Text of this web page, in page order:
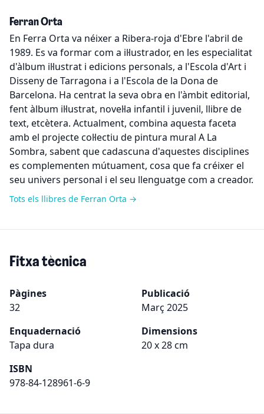
Ferran Orta
En Ferra Orta va néixer a Ribera-roja d'Ebre l'abril de
1989. Es va formar com a il·lustrador, en les especialitat
d'àlbum il·lustrat i edicions personals, a l'Escola d'Art i
Disseny de Tarragona i a l'Escola de la Dona de
Barcelona. Ha centrat la seva obra en l'àmbit editorial,
fent àlbum il·lustrat, novel·la infantil i juvenil, llibre de
text, etcètera. Actualment, combina aquesta faceta
amb el projecte col·lectiu de pintura mural A La
Sombra, sabent que cadascuna d'aquestes disciplines
es complementen mútuament, cosa que fa créixer el
seu univers personal i el seu llenguatge com a creador.
Tots els llibres de Ferran Orta →
Fitxa tècnica
Pàgines
32
Publicació
Març 2025
Enquadernació
Tapa dura
Dimensions
20 x 28 cm
ISBN
978-84-128961-6-9